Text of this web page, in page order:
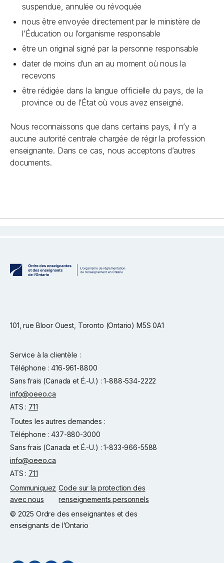
suspendue, annulée ou révoquée
nous être envoyée directement par le ministère de
l’Éducation ou l’organisme responsable
être un original signé par la personne responsable
dater de moins d’un an au moment où nous la
recevons
être rédigée dans la langue officielle du pays, de la
province ou de l’État où vous avez enseigné.
Nous reconnaissons que dans certains pays, il n’y a
aucune autorité centrale chargée de régir la profession
enseignante. Dans ce cas, nous acceptons d’autres
documents.
101, rue Bloor Ouest, Toronto (Ontario) M5S 0A1
Service à la clientèle :
Téléphone : 416-961-8800
Sans frais (Canada et É.-U.) : 1-888-534-2222
info@oeeo.ca
ATS : 711
Toutes les autres demandes :
Téléphone : 437-880-3000
Sans frais (Canada et É.-U.) : 1-833-966-5588
info@oeeo.ca
ATS : 711
Communiquez
avec nous
Code sur la protection des
renseignements personnels
© 2025 Ordre des enseignantes et des
enseignants de l’Ontario